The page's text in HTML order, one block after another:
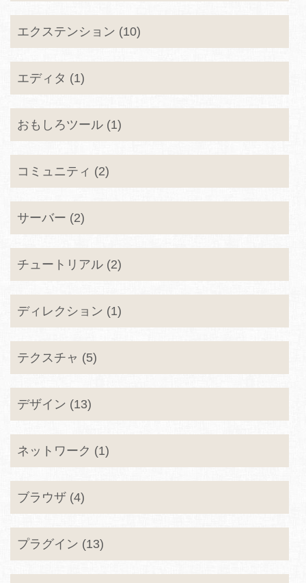
エクステンション (10)
エディタ (1)
おもしろツール (1)
コミュニティ (2)
サーバー (2)
チュートリアル (2)
ディレクション (1)
テクスチャ (5)
デザイン (13)
ネットワーク (1)
ブラウザ (4)
プラグイン (13)